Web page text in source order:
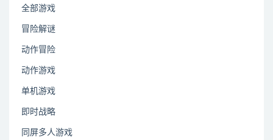
全部游戏
冒险解谜
动作冒险
动作游戏
单机游戏
即时战略
同屏多人游戏